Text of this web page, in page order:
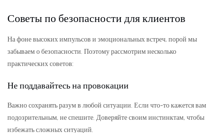
Советы по безопасности для клиентов
На фоне высоких импульсов и эмоциональных встреч, порой мы
забываем о безопасности. Поэтому рассмотрим несколько
практических советов:
Не поддавайтесь на провокации
Важно сохранять разум в любой ситуации. Если что-то кажется вам
подозрительным, не спешите. Доверяйте своим инстинктам, чтобы
избежать сложных ситуаций.